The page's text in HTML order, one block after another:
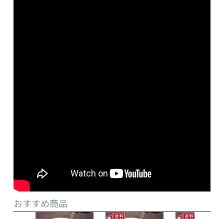
おすすめ商品